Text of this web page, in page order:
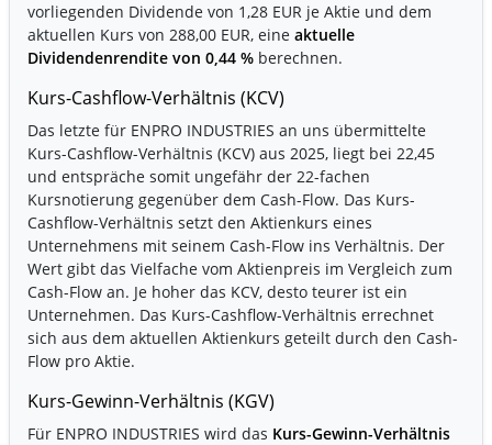
vorliegenden Dividende von 1,28 EUR je Aktie und dem
aktuellen Kurs von 288,00 EUR, eine aktuelle
Dividendenrendite von 0,44 % berechnen.
Kurs-Cashflow-Verhältnis (KCV)
Das letzte für ENPRO INDUSTRIES an uns übermittelte
Kurs-Cashflow-Verhältnis (KCV) aus 2025, liegt bei 22,45
und entspräche somit ungefähr der 22-fachen
Kursnotierung gegenüber dem Cash-Flow. Das Kurs-
Cashflow-Verhältnis setzt den Aktienkurs eines
Unternehmens mit seinem Cash-Flow ins Verhältnis. Der
Wert gibt das Vielfache vom Aktienpreis im Vergleich zum
Cash-Flow an. Je hoher das KCV, desto teurer ist ein
Unternehmen. Das Kurs-Cashflow-Verhältnis errechnet
sich aus dem aktuellen Aktienkurs geteilt durch den Cash-
Flow pro Aktie.
Kurs-Gewinn-Verhältnis (KGV)
Für ENPRO INDUSTRIES wird das Kurs-Gewinn-Verhältnis